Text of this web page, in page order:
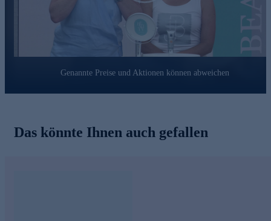
Jetzt online sichern – für gepflegte Haut mit Glow.
Genannte Preise und Aktionen können abweichen
Das könnte Ihnen auch gefallen